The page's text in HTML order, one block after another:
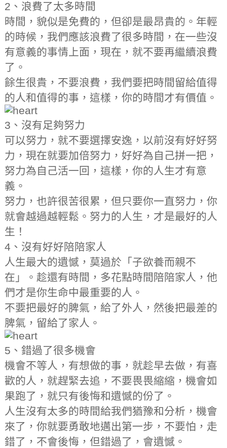
2、浪費了太多時間
時間，貌似是免費的，但卻是最昂貴的。年輕
的時候，我們應該浪費了很多時間，在一些沒
有意義的事情上面，現在，就不要再繼續浪費
了。
餘生很貴，不要浪費，我們要把時間留給值得
的人和值得的事，這樣，你的時間才有價值。
3、沒有足夠努力
可以努力，就不要選擇安逸，以前沒有好好努
力，現在就要加倍努力，好好為自己拼一把，
努力為自己活一回，這樣，你的人生才有意
義。
努力，也許很苦很累，但只要你一直努力，你
就會越過越輕鬆。努力的人生，才是最好的人
生！
4、沒有好好陪陪家人
人生最大的遺憾，莫過於「子欲養而親不
在」。趁還有時間，多花點時間陪陪家人，他
們才是你生命中最重要的人。
不要把最好的脾氣，給了外人，然後把最差的
脾氣，留給了家人。
5、錯過了很多機會
機會不等人，有想做的事，就趁早去做，有喜
歡的人，就趕緊去追，不要畏畏縮縮，機會如
果跑了，就只有後悔和遺憾的份了。
人生沒有太多的時間給我們猶豫和分析，機會
來了，你就要勇敢地邁出第一步，不要怕，走
錯了，不會後悔，但錯過了，會遺憾。